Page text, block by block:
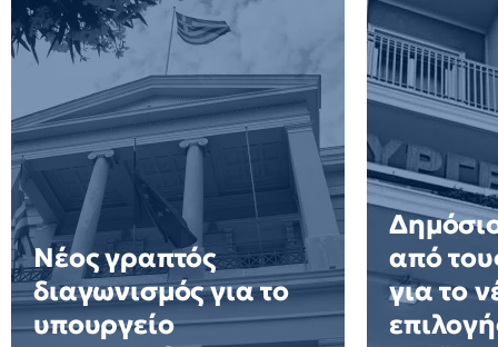
Νέος γραπτός
διαγωνισμός για το
υπουργείο
από
για το